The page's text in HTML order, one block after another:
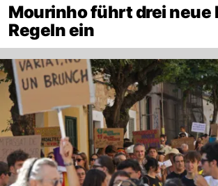
Mourinho führt drei neue
Regeln ein